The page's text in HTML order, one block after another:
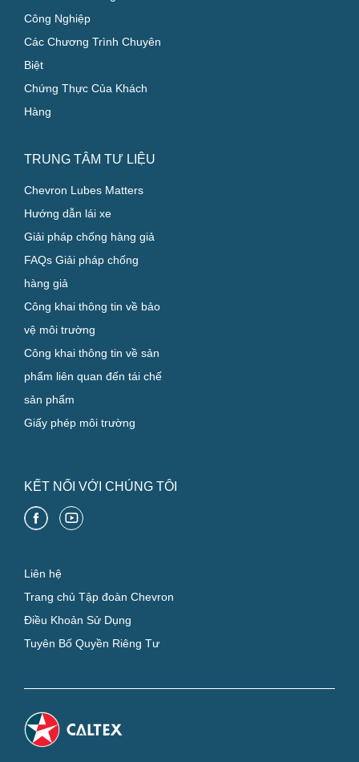
Công Nghiệp
Các Chương Trình Chuyên
Biệt
Chứng Thực Của Khách
Hàng
TRUNG TÂM TƯ LIỆU
Chevron Lubes Matters
Hướng dẫn lái xe
Giải pháp chống hàng giả
FAQs Giải pháp chống
hàng giả
Công khai thông tin về bảo
vệ môi trường
Công khai thông tin về sản
phẩm liên quan đến tái chế
sản phẩm
Giấy phép môi trường
KẾT NỐI VỚI CHÚNG TÔI
Liên hệ
Trang chủ Tập đoàn Chevron
Điều Khoản Sử Dụng
Tuyên Bố Quyền Riêng Tư